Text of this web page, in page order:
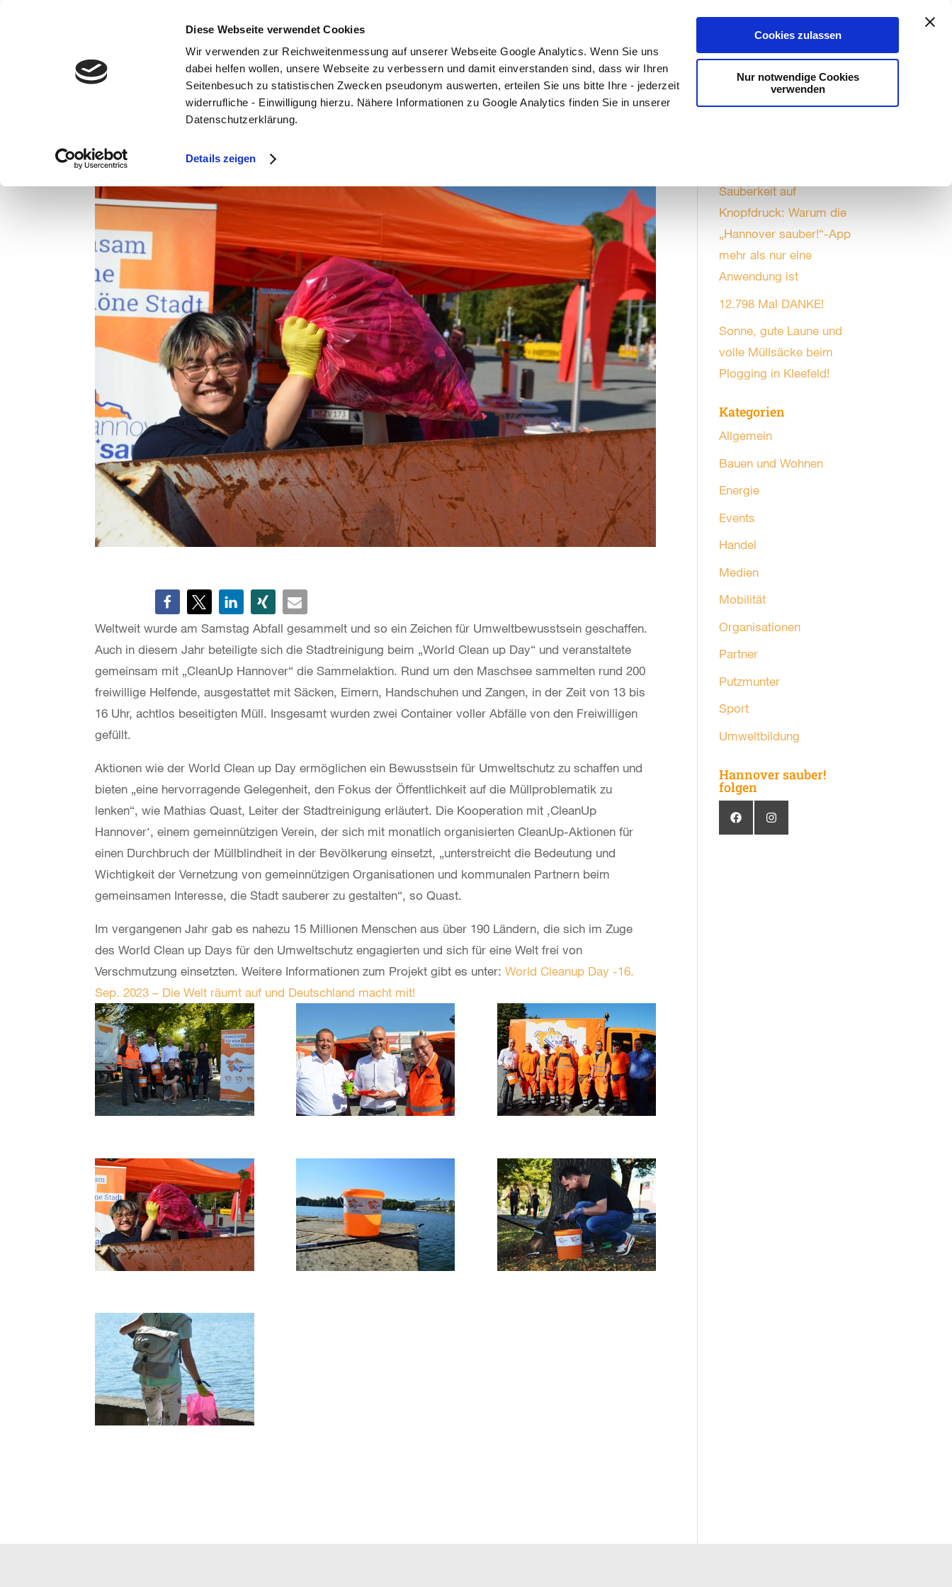
Diese Webseite verwendet Cookies
Wir verwenden zur Reichweitenmessung auf unserer Webseite Google Analytics. Wenn Sie uns
dabei helfen wollen, unsere Webseite zu verbessern und damit einverstanden sind, dass wir Ihren
Seitenbesuch zu statistischen Zwecken pseudonym auswerten, erteilen Sie uns bitte Ihre - jederzeit
widerrufliche - Einwilligung hierzu. Nähere Informationen zu Google Analytics finden Sie in unserer
Datenschutzerklärung.
Details zeigen
Cookies zulassen
Nur notwendige Cookies
verwenden
Mitmachen #kannweg Stadtreinigung
World Clean up Day 2023
Sep. 18, 2023
Weltweit wurde am Samstag Abfall gesammelt und so ein Zeichen für Umweltbewusstsein geschaffen.
Auch in diesem Jahr beteiligte sich die Stadtreinigung beim „World Clean up Day“ und veranstaltete
gemeinsam mit „CleanUp Hannover“ die Sammelaktion. Rund um den Maschsee sammelten rund 200
freiwillige Helfende, ausgestattet mit Säcken, Eimern, Handschuhen und Zangen, in der Zeit von 13 bis
16 Uhr, achtlos beseitigten Müll. Insgesamt wurden zwei Container voller Abfälle von den Freiwilligen
gefüllt.
Aktionen wie der World Clean up Day ermöglichen ein Bewusstsein für Umweltschutz zu schaffen und
bieten „eine hervorragende Gelegenheit, den Fokus der Öffentlichkeit auf die Müllproblematik zu
lenken“, wie Mathias Quast, Leiter der Stadtreinigung erläutert. Die Kooperation mit ‚CleanUp
Hannover‘, einem gemeinnützigen Verein, der sich mit monatlich organisierten CleanUp-Aktionen für
einen Durchbruch der Müllblindheit in der Bevölkerung einsetzt, „unterstreicht die Bedeutung und
Wichtigkeit der Vernetzung von gemeinnützigen Organisationen und kommunalen Partnern beim
gemeinsamen Interesse, die Stadt sauberer zu gestalten“, so Quast.
Im vergangenen Jahr gab es nahezu 15 Millionen Menschen aus über 190 Ländern, die sich im Zuge
des World Clean up Days für den Umweltschutz engagierten und sich für eine Welt frei von
Verschmutzung einsetzten. Weitere Informationen zum Projekt gibt es unter:World Cleanup Day -16.
Sep. 2023 – Die Welt räumt auf und Deutschland macht mit!
Sauberkeit auf
Knopfdruck: Warum die
„Hannover sauber!“-App
mehr als nur eine
Anwendung ist
12.798 Mal DANKE!
Sonne, gute Laune und
volle Müllsäcke beim
Plogging in Kleefeld!
Kategorien
Allgemein
Bauen und Wohnen
Energie
Events
Handel
Medien
Mobilität
Organisationen
Partner
Putzmunter
Sport
Umweltbildung
Hannover sauber!
folgen